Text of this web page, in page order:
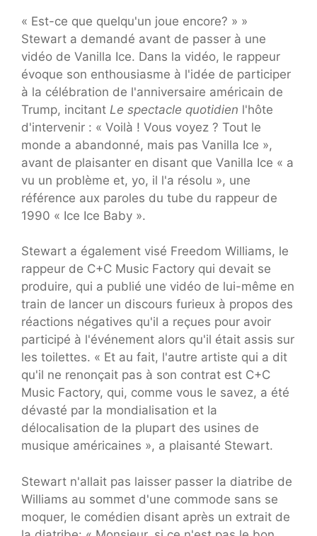
« Est-ce que quelqu'un joue encore? » »
Stewart a demandé avant de passer à une
vidéo de Vanilla Ice. Dans la vidéo, le rappeur
évoque son enthousiasme à l'idée de participer
à la célébration de l'anniversaire américain de
Trump, incitant Le spectacle quotidien l'hôte
d'intervenir : « Voilà ! Vous voyez ? Tout le
monde a abandonné, mais pas Vanilla Ice »,
avant de plaisanter en disant que Vanilla Ice « a
vu un problème et, yo, il l'a résolu », une
référence aux paroles du tube du rappeur de
1990 « Ice Ice Baby ».
Stewart a également visé Freedom Williams, le
rappeur de C+C Music Factory qui devait se
produire, qui a publié une vidéo de lui-même en
train de lancer un discours furieux à propos des
réactions négatives qu'il a reçues pour avoir
participé à l'événement alors qu'il était assis sur
les toilettes. « Et au fait, l'autre artiste qui a dit
qu'il ne renonçait pas à son contrat est C+C
Music Factory, qui, comme vous le savez, a été
dévasté par la mondialisation et la
délocalisation de la plupart des usines de
musique américaines », a plaisanté Stewart.
Stewart n'allait pas laisser passer la diatribe de
Williams au sommet d'une commode sans se
moquer, le comédien disant après un extrait de